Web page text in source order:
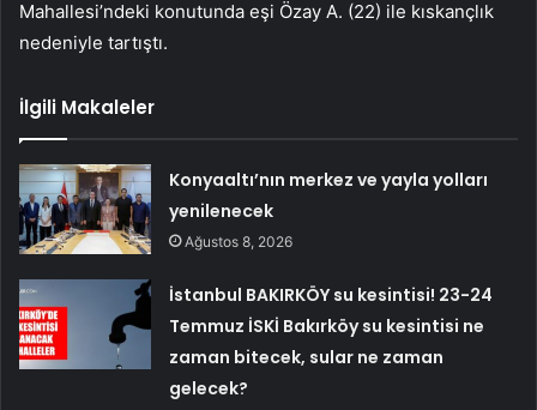
Mahallesi’ndeki konutunda eşi Özay A. (22) ile kıskançlık
nedeniyle tartıştı.
İlgili Makaleler
Konyaaltı’nın merkez ve yayla yolları
yenilenecek
Ağustos 8, 2026
İstanbul BAKIRKÖY su kesintisi! 23-24
Temmuz İSKİ Bakırköy su kesintisi ne
zaman bitecek, sular ne zaman
gelecek?